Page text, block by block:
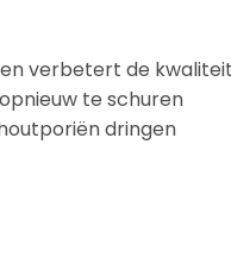
verbetert de
te schuren
dringen